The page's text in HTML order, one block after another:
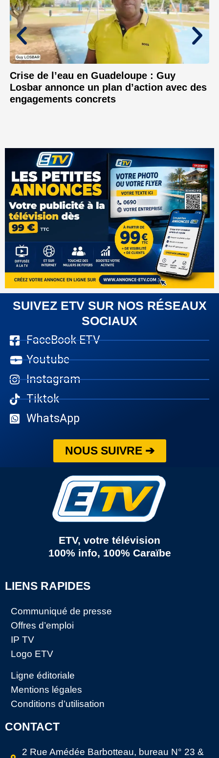
Crise de l’eau en Guadeloupe : Guy
Losbar annonce un plan d’action avec des
engagements concrets
SUIVEZ ETV SUR NOS RÉSEAUX
SOCIAUX
FaceBook ETV
Youtube
Instagram
Tiktok
WhatsApp
NOUS SUIVRE ➔
ETV, votre télévision
100% info, 100% Caraïbe
LIENS RAPIDES
Communiqué de presse
Offres d’emploi
IP TV
Logo ETV
Ligne éditoriale
Mentions légales
Conditions d’utilisation
CONTACT
2 Rue Amédée Barbotteau, bureau N° 23 &